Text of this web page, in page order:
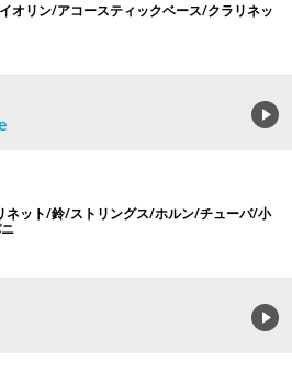
オリン/アコースティックベース/クラリネッ
ネット/鈴/ストリングス/ホルン/チューバ/小